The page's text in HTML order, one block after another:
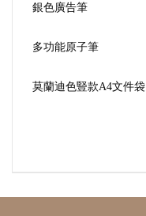
銀色廣告筆
多功能原子筆
莫蘭迪色豎款A4文件袋